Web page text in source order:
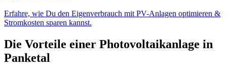
Erfahre, wie Du den Eigenverbrauch mit PV-Anlagen optimieren &
Stromkosten sparen kannst.
Die Vorteile einer Photovoltaikanlage in
Panketal